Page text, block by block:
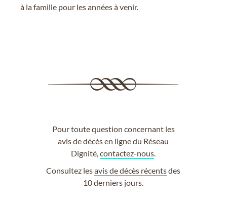
à la famille pour les années à venir.
Pour toute question concernant les
avis de décès en ligne du Réseau
Dignité,contactez-nous
Consultez lesavis de décès récentsdes
10 derniers jours.